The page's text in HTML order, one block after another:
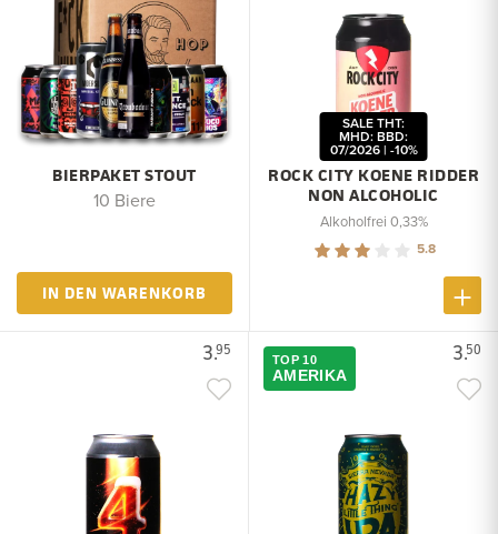
BIERPAKET STOUT
10 Biere
IN DEN WARENKORB
ROCK CITY KOENE RIDDER
NON ALCOHOLIC
SALE THT:
MHD: BBD:
07/2026 | -10%
Alkoholfrei 0,33%
5.8
3.95 3.50
TOP 10
AMERIKA